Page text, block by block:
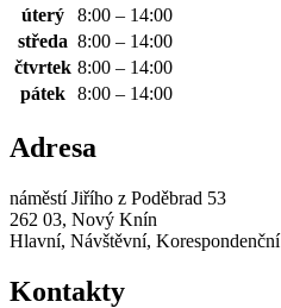
úterý
8:00 – 14:00
středa 8:00 – 14:00
čtvrtek 8:00 – 14:00
pátek 8:00 – 14:00
Adresa
náměstí Jiřího z Poděbrad 53
262 03, Nový Knín
Hlavní, Návštěvní, Korespondenční
Kontakty